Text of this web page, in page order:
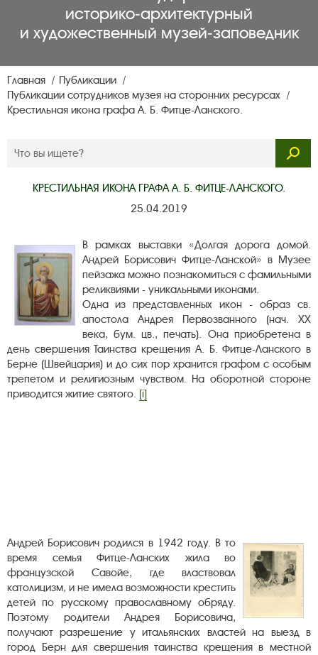
историко‑архитектурный
и художественный музей‑заповедник
Главная
Публикации
Публикации сотрудников музея на сторонних ресурсах
Крестильная икона графа А. Б. Фитце-Ланского.
КРЕСТИЛЬНАЯ ИКОНА ГРАФА А. Б. ФИТЦЕ-ЛАНСКОГО.
25.04.2019
В рамках выставки «Долгая дорога домой.
Андрей Борисович Фитце-Ланской» в Музее
пейзажа можно познакомиться с фамильными
реликвиями - уникальными иконами.
Одна из представленных икон - образ св.
апостола Андрея Первозванного (нач. ХХ
века, бум. цв., печать). Она приобретена в
день свершения Таинства крещения А. Б. Фитце-Ланского в
Берне (Швейцария) и до сих пор хранится графом с особым
трепетом и религиозным чувством. На оборотной стороне
приводится житие святого. [i]
Андрей Борисович родился в 1942 году. В то
время семья Фитце-Ланских жила во
французской Савойе, где властвовал
католицизм, и не имела возможности крестить
детей по русскому православному обряду.
Поэтому родители Андрея Борисовича,
получают разрешение у итальянских властей на выезд в
город Берн для свершения таинства крещения в местной